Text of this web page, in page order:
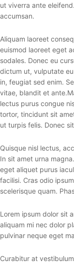
ut viverra ante
accumsan.
Aliquam laoreet
euismod laoreet eget
sodales. Donec eu
dictum ut, vulputate
in, feugiat sed enim.
vitae, blandit et
lectus purus congue
tortor, tincidunt sit
ut turpis felis. Donec
Quisque nisl lectus,
In sit amet urna
eget aliquet purus
facilisi. Cras odio
scelerisque quam.
Lorem ipsum dolor sit
aliquam mi nec dolor
pulvinar neque eget
Curabitur at